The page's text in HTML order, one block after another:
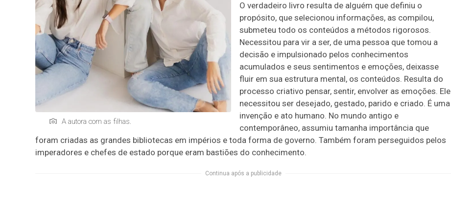
A autora com as filhas.
O verdadeiro livro resulta de alguém que definiu o
propósito, que selecionou informações, as compilou,
submeteu todo os conteúdos a métodos rigorosos.
Necessitou para vir a ser, de uma pessoa que tomou a
decisão e impulsionado pelos conhecimentos
acumulados e seus sentimentos e emoções, deixasse
fluir em sua estrutura mental, os conteúdos. Resulta do
processo criativo pensar, sentir, envolver as emoções. Ele
necessitou ser desejado, gestado, parido e criado. É uma
invenção e ato humano. No mundo antigo e
contemporâneo, assumiu tamanha importância que
foram criadas as grandes bibliotecas em impérios e toda forma de governo. Também foram perseguidos pelos
imperadores e chefes de estado porque eram bastiões do conhecimento.
Continua após a publicidade